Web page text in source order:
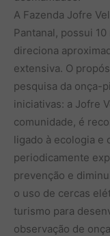
A Fazenda Jofre
Pantanal, possui
direciona
extensiva. O
pesquisa da onça-
iniciativas: a Jofre
comunidade, é
ligado à ecologia e
periodicamente
prevenção e
o uso de cercas
turismo para
observação de